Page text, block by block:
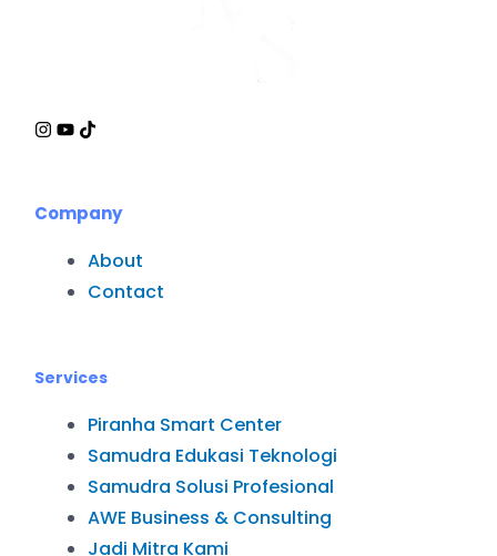
I
a
Y
u
e
T
o
Company
About
Contact
Services
Piranha Smart Center
Samudra Edukasi Teknologi
Samudra Solusi Profesional
AWE Business & Consulting
Jadi Mitra Kami